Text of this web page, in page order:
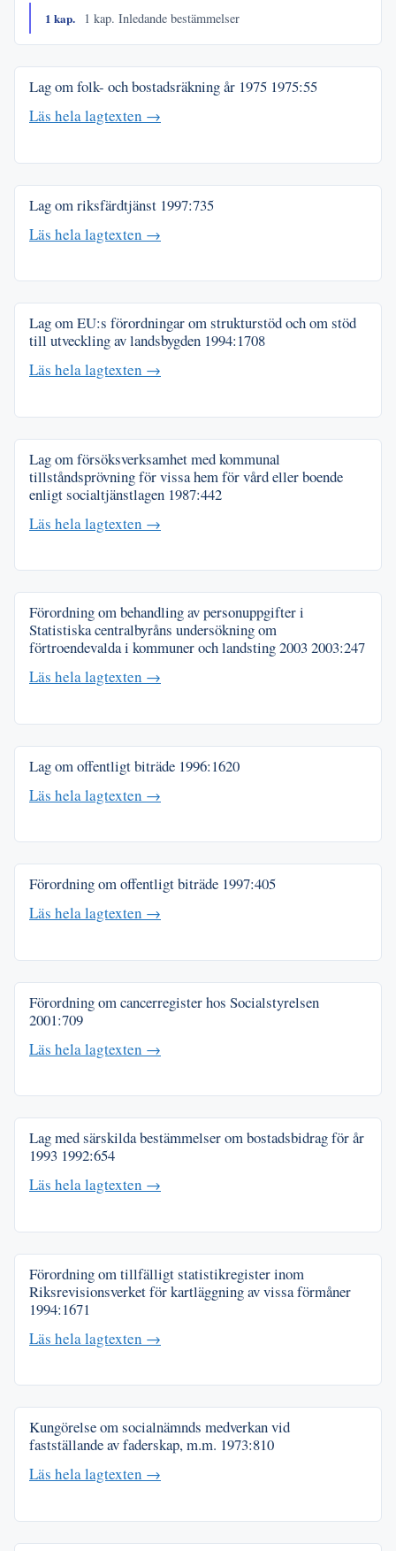
1 kap. 1 kap. Inledande bestämmelser
Lag om folk- och bostadsräkning år 1975 1975:55
Läs hela lagtexten →
Lag om riksfärdtjänst 1997:735
Läs hela lagtexten →
Lag om EU:s förordningar om strukturstöd och om stöd
till utveckling av landsbygden 1994:1708
Läs hela lagtexten →
Lag om försöksverksamhet med kommunal
tillståndsprövning för vissa hem för vård eller boende
enligt socialtjänstlagen 1987:442
Läs hela lagtexten →
Förordning om behandling av personuppgifter i
Statistiska centralbyråns undersökning om
förtroendevalda i kommuner och landsting 20032003:247
Läs hela lagtexten →
Lag om offentligt biträde 1996:1620
Läs hela lagtexten →
Förordning om offentligt biträde 1997:405
Läs hela lagtexten →
Förordning om cancerregister hos Socialstyrelsen
2001:709
Läs hela lagtexten →
Lag med särskilda bestämmelser om bostadsbidrag för år
1993 1992:654
Läs hela lagtexten →
Förordning om tillfälligt statistikregister inom
Riksrevisionsverket för kartläggning av vissa förmåner
1994:1671
Läs hela lagtexten →
Kungörelse om socialnämnds medverkan vid
fastställande av faderskap, m.m. 1973:810
Läs hela lagtexten →